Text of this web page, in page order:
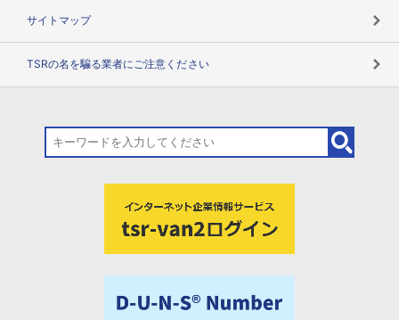
サイトマップ
TSRの名を騙る業者にご注意ください